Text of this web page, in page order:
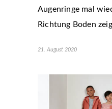
Augenringe mal
Richtung Boden
21. August 2020